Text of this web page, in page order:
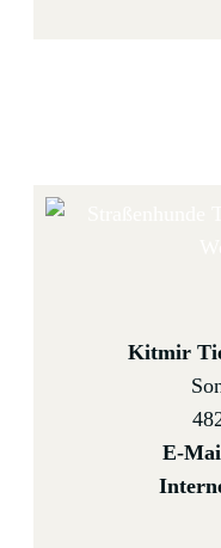
Kitmir
E-